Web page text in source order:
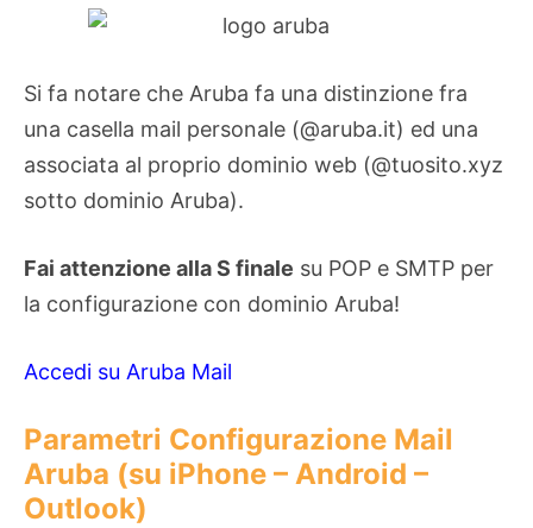
Si fa notare che Aruba fa una distinzione fra
una casella mail personale (@aruba.it) ed una
associata al proprio dominio web (@tuosito.xyz
sotto dominio Aruba).
Fai attenzione alla S finale su POP e SMTP per
la configurazione con dominio Aruba!
Accedi su Aruba Mail
Parametri Configurazione Mail
Aruba (su iPhone – Android –
Outlook)